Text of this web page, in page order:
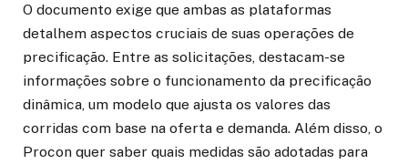
O documento exige que ambas as plataformas
detalhem aspectos cruciais de suas operações de
precificação. Entre as solicitações, destacam-se
informações sobre o funcionamento da precificação
dinâmica, um modelo que ajusta os valores das
corridas com base na oferta e demanda. Além disso, o
Procon quer saber quais medidas são adotadas para